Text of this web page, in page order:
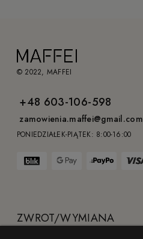
© 2022, MAFFEI
+48 603-106-598
zamowienia.maffei@gmail.com
PONIEDZIAŁEK-PIĄTEK: 8:00-16:00
ZWROT/WYMIANA